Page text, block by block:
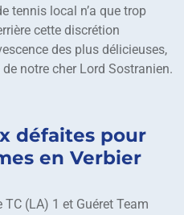
tennis local n’a que trop
cette discrétion
des plus délicieuses,
notre cher Lord Sostranien.
défaites pour
en Verbier
(LA) 1 et Guéret Team